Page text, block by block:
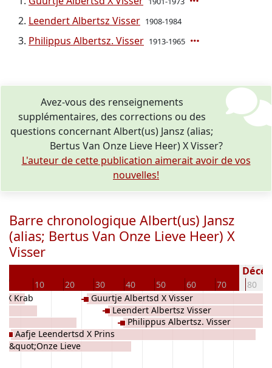
Leendert Albertsz Visser 1908-1984
Philippus Albertsz. Visser 1913-1965
Avez-vous des renseignements
supplémentaires, des corrections ou des
questions concernant Albert(us) Jansz (alias;
Bertus Van Onze Lieve Heer) X Visser?
L'auteur de cette publication aimerait avoir de vos
nouvelles!
Barre chronologique Albert(us) Jansz
(alias; Bertus Van Onze Lieve Heer) X
Visser
0 10 20 30 40 50 60 70 80
&quot;Onze Lieve
X Krab
Aafje Leendertsd X Prins
Guurtje Albertsd X Visser
Leendert Albertsz Visser
Philippus Albertsz. Visser